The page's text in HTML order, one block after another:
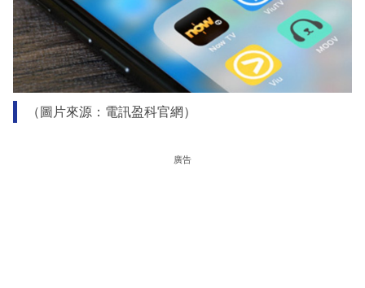
（圖片來源：電訊盈科官網）
廣告